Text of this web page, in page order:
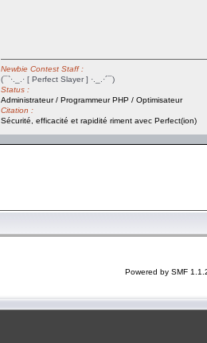
Newbie Contest Staff :
(¯`·._.· [ Perfect Slayer ] ·._.·´¯)
Status :
Administrateur / Programmeur PHP / Optimisateur
Citation :
Sécurité, efficacité et rapidité riment avec Perfect(ion)
Powered by SMF